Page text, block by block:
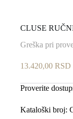
CLUSE
Greška pri
13.420,00 RSD
Proverite
Kataloški broj: